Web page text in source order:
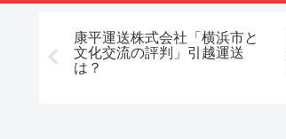
康平運送株式会社「横浜市と
文化交流の評判」引越運送
は？